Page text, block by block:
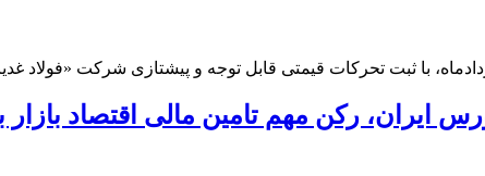
ایران، رکن مهم تامین مالی اقتصاد